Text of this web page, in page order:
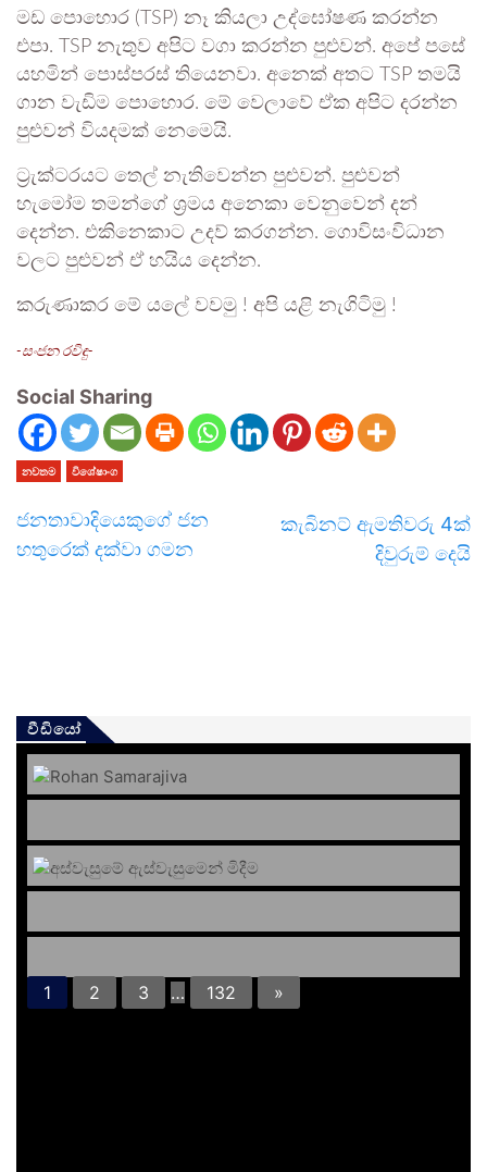
මඩ පොහොර (TSP) නෑ කියලා උද්ඝෝෂණ කරන්න
එපා. TSP නැතුව අපිට වගා කරන්න පුළුවන්. අපේ පසේ
යහමින් පොස්පරස් තියෙනවා. අනෙක් අතට TSP තමයි
ගාන වැඩිම පොහොර. මේ වෙලාවේ ඒක අපිට දරන්න
පුළුවන් වියදමක් නෙමෙයි.
ට්‍රැක්ටරයට තෙල් නැතිවෙන්න පුළුවන්. පුළුවන්
හැමෝම තමන්ගේ ශ්‍රමය අනෙකා වෙනුවෙන් දන්
දෙන්න. එකිනෙකාට උදව් කරගන්න. ගොවිසංවිධාන
වලට පුළුවන් ඒ හයිය දෙන්න.
කරුණාකර මේ යලේ වවමු ! අපි යළි නැගිටිමු !
-සංජන රවිඳු-
Social Sharing
නවතම විශේෂාංග
ජනතාවාදියෙකු​ගේ ජන
හතුරෙ​ක් දක්වා ගමන
කැබිනට් ඇමතිවරු 4ක්
දිවුරුම් දෙයි
වීඩියෝ
1 2 3 … 132 »